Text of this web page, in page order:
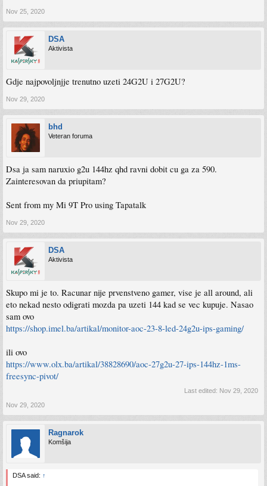
Nov 25, 2020
DSA
Aktivista
Gdje najpovoljnjje trenutno uzeti 24G2U i 27G2U?
Nov 29, 2020
bhd
Veteran foruma
Dsa ja sam naruxio g2u 144hz qhd ravni dobit cu ga za 590.
Zainteresovan da priupitam?
Sent from my Mi 9T Pro using Tapatalk
Nov 29, 2020
DSA
Aktivista
Skupo mi je to. Racunar nije prvenstveno gamer, vise je all around, ali
eto nekad nesto odigrati mozda pa uzeti 144 kad se vec kupuje. Nasao
sam ovo
https://shop.imel.ba/artikal/monitor-aoc-23-8-led-24g2u-ips-gaming/
ili ovo
https://www.olx.ba/artikal/38828690/aoc-27g2u-27-ips-144hz-1ms-
freesync-pivot/
Last edited: Nov 29, 2020
Nov 29, 2020
Ragnarok
Komšija
DSA said: ↑